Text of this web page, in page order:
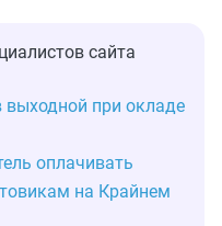
сайта
выходной при окладе
оплачивать
на Крайнем